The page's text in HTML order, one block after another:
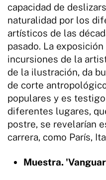
capacidad de
naturalidad por los
artísticos de las
pasado. La
incursiones de la
de la ilustración, da
de corte
populares y es
diferentes lugares,
postre, se revelarían
carrera, como París,
Muestra.